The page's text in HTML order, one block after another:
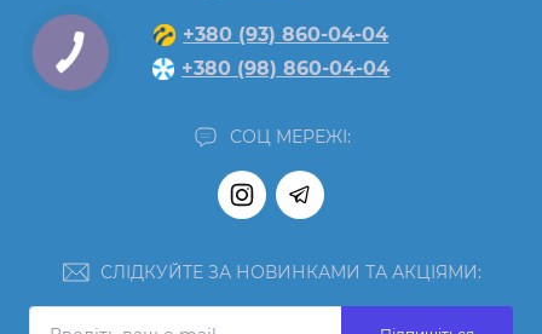
+380 (93) 860-04-04
+380 (98) 860-04-04
СОЦ МЕРЕЖІ:
СЛІДКУЙТЕ ЗА НОВИНКАМИ ТА АКЦІЯМИ: